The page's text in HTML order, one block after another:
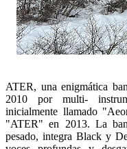
ATER, una enigmática
2010 por multi-
inicialmente llamado
"ATER" en 2013. La
pesado, integra Black y